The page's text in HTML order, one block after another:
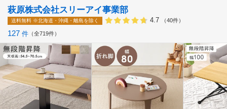
萩原株式会社スリーアイ事業部
送料無料 ※北海道・沖縄・離島を除く 4.7 （40件）
127 件 全719件